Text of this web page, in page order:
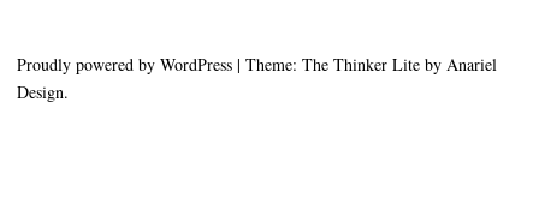
Proudly powered by WordPress |Theme: The Thinker Lite by Anariel
Design.